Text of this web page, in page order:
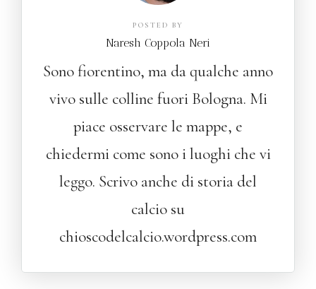
POSTED BY
Naresh Coppola Neri
Sono fiorentino, ma da qualche anno
vivo sulle colline fuori Bologna. Mi
piace osservare le mappe, e
chiedermi come sono i luoghi che vi
leggo. Scrivo anche di storia del
calcio su
chioscodelcalcio.wordpress.com